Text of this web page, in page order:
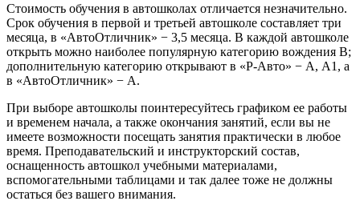
Стоимость обучения в автошколах отличается незначительно.
Срок обучения в первой и третьей автошколе составляет три
месяца, в «АвтоОтличник» − 3,5 месяца. В каждой автошколе
открыть можно наиболее популярную категорию вождения В;
дополнительную категорию открывают в «Р-Авто» − А, А1, а
в «АвтоОтличник» − А.
При выборе автошколы поинтересуйтесь графиком ее работы
и временем начала, а также окончания занятий, если вы не
имеете возможности посещать занятия практически в любое
время. Преподавательский и инструкторский состав,
оснащенность автошкол учебными материалами,
вспомогательными таблицами и так далее тоже не должны
остаться без вашего внимания.